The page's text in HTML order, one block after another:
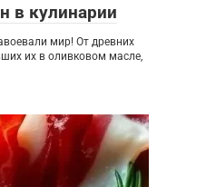
в кулинарии
мир! От древних
их в оливковом масле,